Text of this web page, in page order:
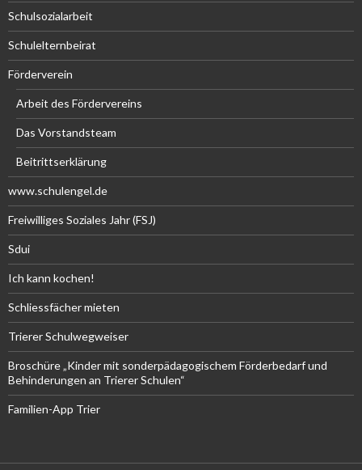
Schulsozialarbeit
Schulelternbeirat
Förderverein
Arbeit des Fördervereins
Das Vorstandsteam
Beitrittserklärung
www.schulengel.de
Freiwilliges Soziales Jahr (FSJ)
Sdui
Ich kann kochen!
Schliessfächer mieten
Trierer Schulwegweiser
Broschüre „Kinder mit sonderpädagogischem Förderbedarf und
Behinderungen an Trierer Schulen“
Familien-App Trier